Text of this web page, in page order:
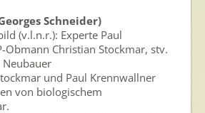
Schneider)
(v.l.n.r.): Experte Paul
Obmann Christian Stockmar, stv.
Neubauer
und Paul Krennwallner
von biologischem